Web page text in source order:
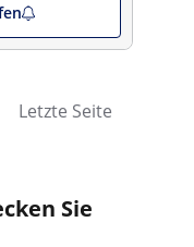
Letzte Seite
Sie